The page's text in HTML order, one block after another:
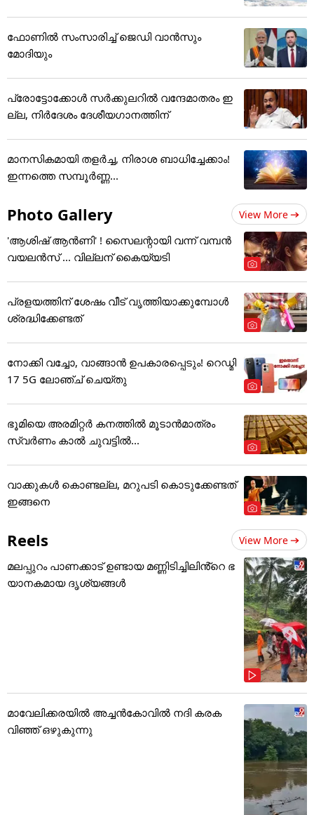
ഫോണില്‍ സംസാരിച്ച് ജെഡി വാന്‍സും
മോദിയും
പ്രോട്ടോക്കോൾ സർക്കുലറിൽ വന്ദേമാതരം ഇ
ല്ല, നിർദേശം ദേശീയഗാനത്തിന്
മാനസികമായി തളർച്ച, നിരാശ ബാധിച്ചേക്കാം!
ഇന്നത്തെ സമ്പൂർണ്ണ...
Photo Gallery View More
'ആശിഷ് ആൻണി' ! സൈലന്റായി വന്ന് വമ്പൻ
വയലൻസ് ... വില്ലന് കൈയ്യടി
പ്രളയത്തിന് ശേഷം വീട് വൃത്തിയാക്കുമ്പോൾ
ശ്രദ്ധിക്കേണ്ടത്
നോക്കി വച്ചോ, വാങ്ങാൻ ഉപകാരപ്പെടും! റെഡ്മി
17 5G ലോഞ്ച് ചെയ്തു
ഭൂമിയെ അരമിറ്റർ കനത്തിൽ മൂടാൻമാത്രം
സ്വർണം കാൽ ചുവട്ടിൽ...
വാക്കുകൾ കൊണ്ടല്ല, മറുപടി കൊടുക്കേണ്ടത്
ഇങ്ങനെ
Reels View More
മലപ്പുറം പാണക്കാട് ഉണ്ടായ മണ്ണിടിച്ചിലിൻ്റെ ഭ
യാനകമായ ദൃശ്യങ്ങൾ
മാവേലിക്കരയിൽ അച്ചൻകോവിൽ നദി കരക
വിഞ്ഞ് ഒഴുകുന്നു